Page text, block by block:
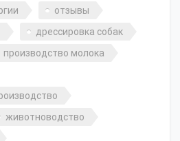
отзывы
дрессировка собак
производство молока
животноводство